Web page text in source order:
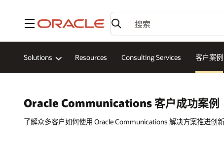
菜单
Solutions Resources Consulting Services 客户案例
Oracle Communications 客户成功案例
了解众多客户如何使用 Oracle Communications 解决方案推进创